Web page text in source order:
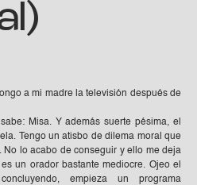
a mi madre la televisión después de
Misa. Y además suerte pésima, el
Tengo un atisbo de dilema moral que
No lo acabo de conseguir y ello me deja
un orador bastante mediocre. Ojeo el
empieza un programa